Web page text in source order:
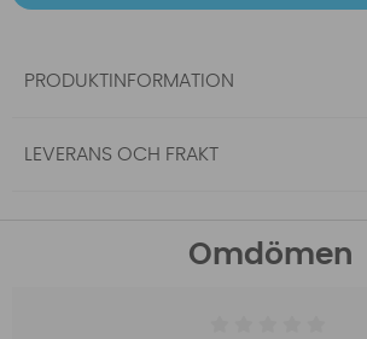
PRODUKTINFORMATION
LEVERANS OCH FRAKT
Omdömen